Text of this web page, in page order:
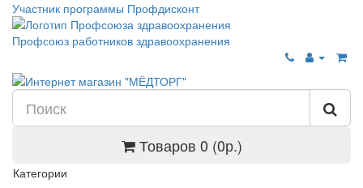
Участник программы Профдисконт
Профсоюз работников здравоохранения
Товаров 0 (0р.)
Категории